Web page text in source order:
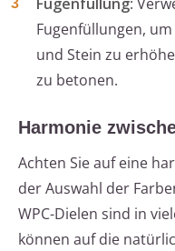
Fugenfüllungen,
und Stein zu
zu betonen.
Harmonie
Achten Sie auf eine
der Auswahl der
WPC-Dielen sind in
können auf die